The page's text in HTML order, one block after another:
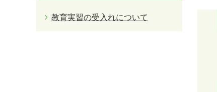
教育実習の受入れについて